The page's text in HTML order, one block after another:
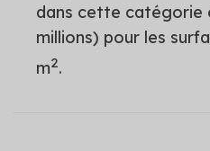
dans cette catégorie
millions) pour les
m2.